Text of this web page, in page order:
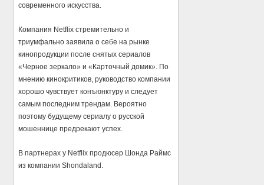
современного искусства.
Компания Netflix стремительно и
триумфально заявила о себе на рынке
кинопродукции после снятых сериалов
«Черное зеркало» и «Карточный домик». По
мнению кинокритиков, руководство компании
хорошо чувствует конъюнктуру и следует
самым последним трендам. Вероятно
поэтому будущему сериалу о русской
мошеннице предрекают успех.
В партнерах у Netflix продюсер Шонда Раймс
из компании Shondaland.